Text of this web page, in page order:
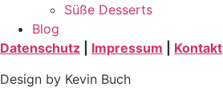
Süße Desserts
Blog
Datenschutz
Impressum
Kontakt
Design by Kevin Buch